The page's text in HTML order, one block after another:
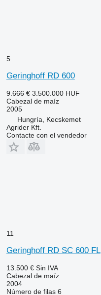
5
Geringhoff RD 600
9.666 € 3.500.000 HUF
Cabezal de maíz
2005
Hungría, Kecskemet
Agrider Kft.
Contacte con el vendedor
11
Geringhoff RD SC 600 FL
13.500 € Sin IVA
Cabezal de maíz
2004
Número de filas 6